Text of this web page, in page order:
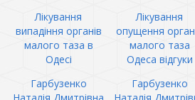
Лікування
випадіння органів
малого таза в
Одесі
Лікування
опущення
малого таза
Одеса відгуки
Гарбузенко
Гарбузенко